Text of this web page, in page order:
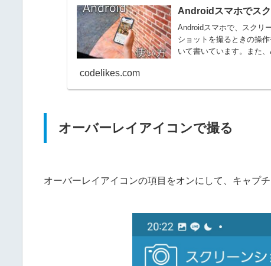
Androidスマホでス
Androidスマホで、スクリ
ショットを撮るときの操
いて書いています。また
codelikes.com
オーバーレイアイコンで撮る
オーバーレイアイコンの項目をオンにして、キャプチ